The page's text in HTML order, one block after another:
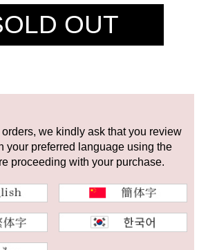
商品の状態から探す
アンティーク品
OUT
we kindly ask that you review
your preferred language using the
proceeding with your purchase.